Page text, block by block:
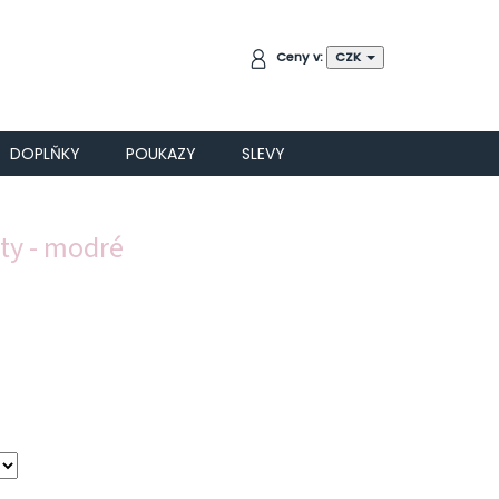
NÁKUPNÍCeny v: CZK
DOPLŇKY POUKAZY SLEVY
- modré